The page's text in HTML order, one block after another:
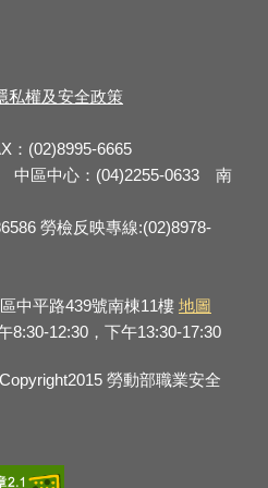
私權及安全政策
：(02)8995-6665
中區中心：(04)2255-0633 南
勞檢反映專線:(02)8978-
中平路439號南棟11樓 地圖
8:30-12:30，下午13:30-17:30
勞動部職業安全